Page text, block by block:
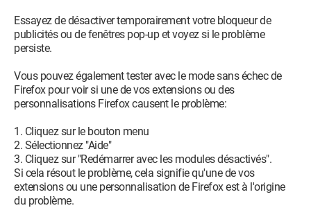
Essayez de désactiver temporairement votre bloqueur de
publicités ou de fenêtres pop-up et voyez si le problème
persiste.
Vous pouvez également tester avec le mode sans échec de
Firefox pour voir si une de vos extensions ou des
personnalisations Firefox causent le problème:
1. Cliquez sur le bouton menu
2. Sélectionnez "Aide"
3. Cliquez sur "Redémarrer avec les modules désactivés".
Si cela résout le problème, cela signifie qu'une de vos
extensions ou une personnalisation de Firefox est à l'origine
du problème.